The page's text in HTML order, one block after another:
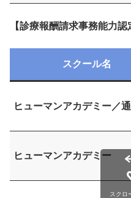
【診療報酬請求事務能力認
スクール名
ヒューマンアカデミー／
ヒューマンアカデミー
スクロ